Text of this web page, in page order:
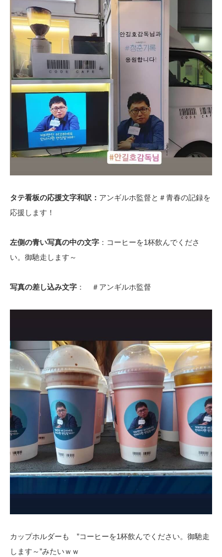
タテ看板の応援文字和訳： アンギルホ監督と＃青春の記録を
応援します！
左側の青い写真の中の文字 ：コーヒーを1杯飲んでくださ
い。御馳走します～
写真の差し込み文字 ： ＃アンギルホ監督
カップホルダーも ”コーヒーを1杯飲んでください。御馳走
します～”みたいｗｗ